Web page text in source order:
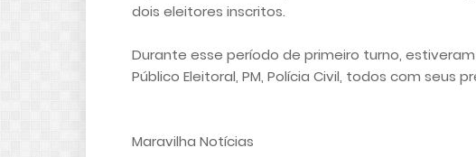
dois eleitores inscritos.
Durante esse período de primeiro turno,
Público Eleitoral, PM, Polícia Civil, todos com seus
Maravilha Notícias